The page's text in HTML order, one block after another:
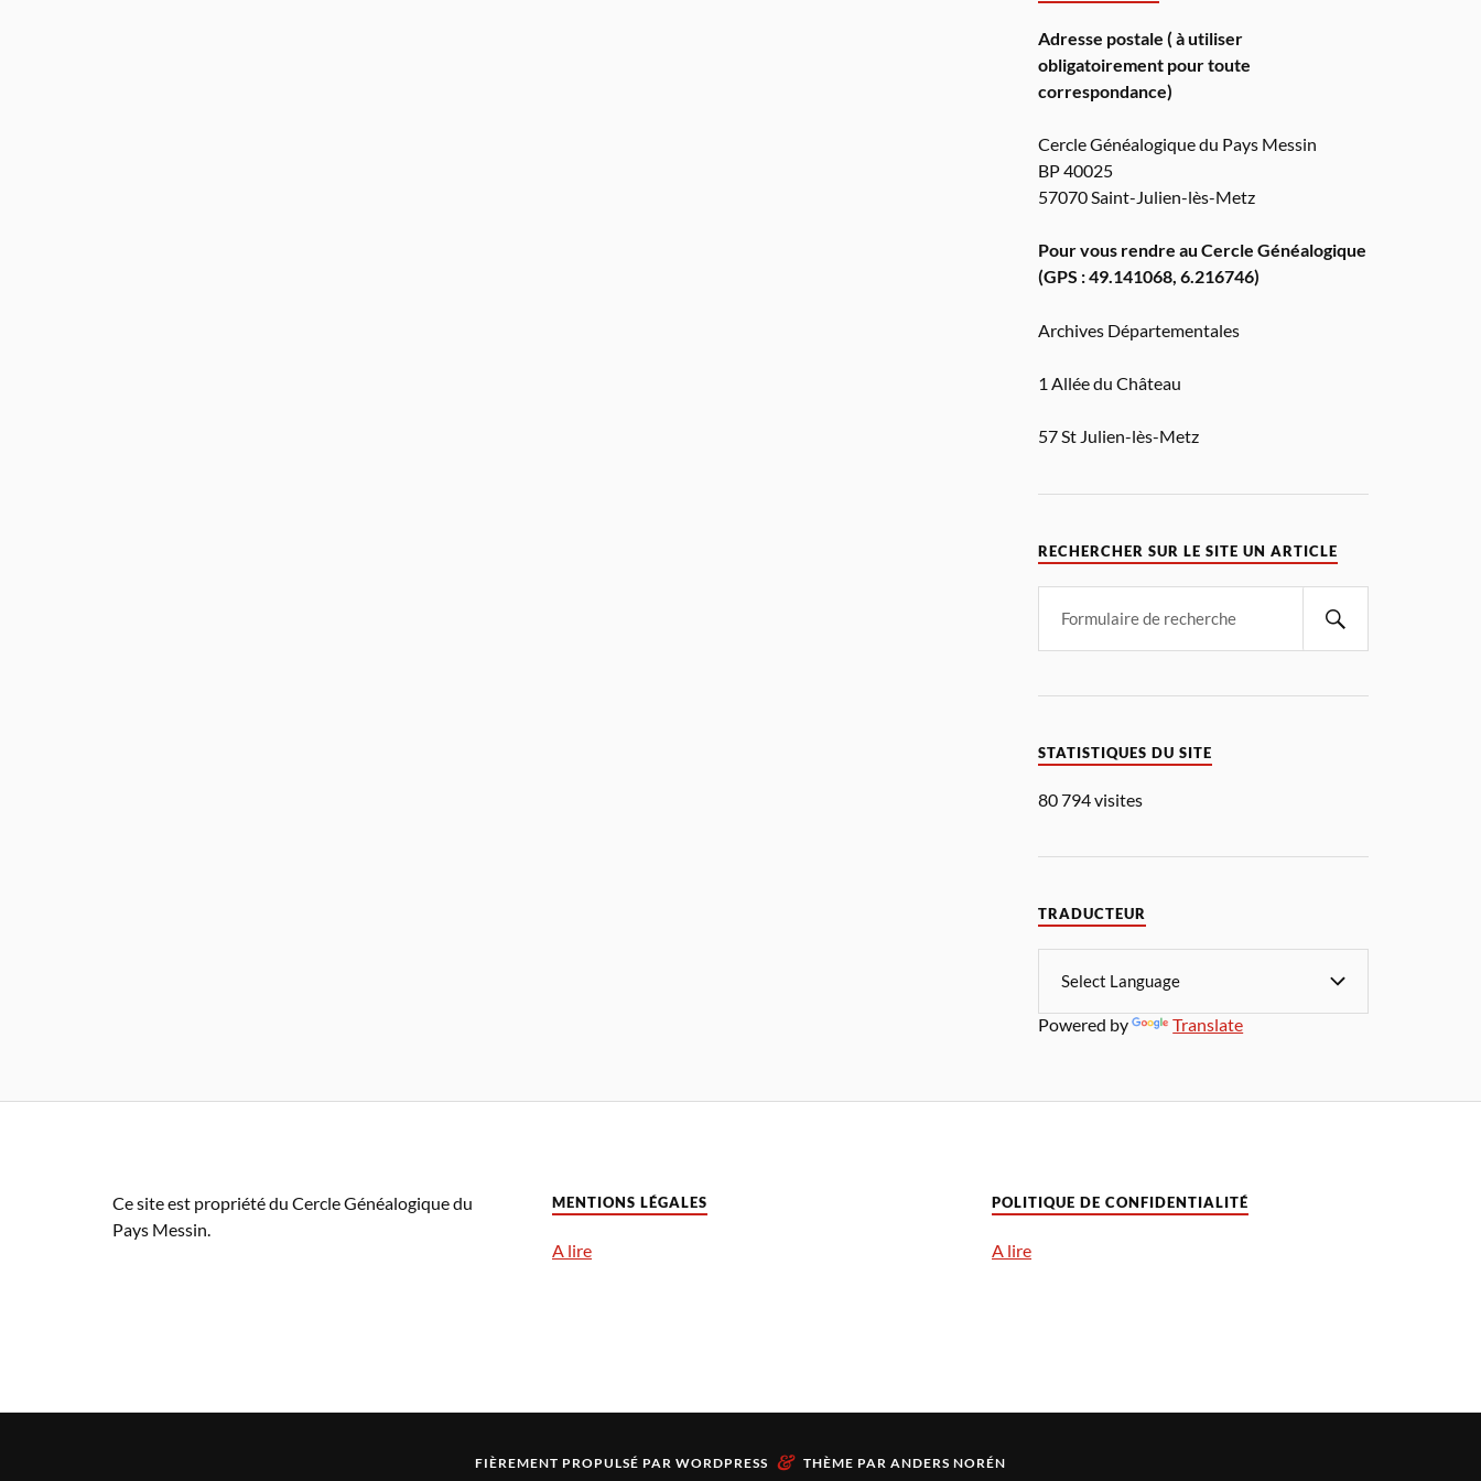
Adresse postale ( à utiliser
obligatoirement pour toute
correspondance)
Cercle Généalogique du Pays Messin
BP 40025
57070 Saint-Julien-lès-Metz
Pour vous rendre au Cercle Généalogique
(GPS : 49.141068, 6.216746)
Archives Départementales
1 Allée du Château
57 St Julien-lès-Metz
RECHERCHER SUR LE SITE UN ARTICLE
STATISTIQUES DU SITE
80 794 visites
TRADUCTEUR
Powered by Translate
Ce site est propriété du Cercle Généalogique du
Pays Messin.
MENTIONS LÉGALES
A lire
POLITIQUE DE CONFIDENTIALITÉ
A lire
FIÈREMENT PROPULSÉ PAR WORDPRESS & THÈME PAR ANDERS NORÉN